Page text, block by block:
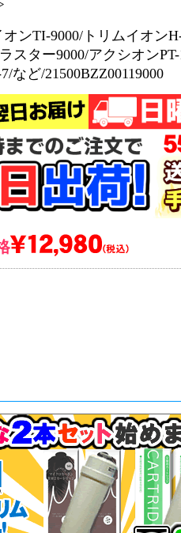
オンTI-9000/トリムイオン
スター9000/アクシオン
など/21500BZZ00119000